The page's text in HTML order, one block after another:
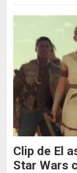
Clip de El
Star Wars